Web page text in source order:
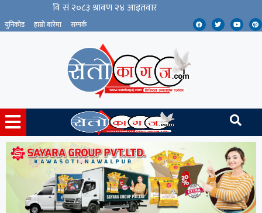
युनिकोड हाम्रो बारेमा सम्पर्क